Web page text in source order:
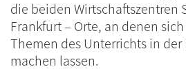
die beiden Wirtschaftszentren
Frankfurt – Orte, an denen
Themen des Unterrichts in der
machen lassen.